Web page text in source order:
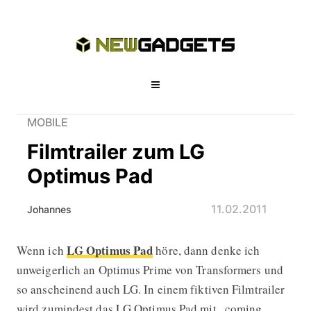
MOBILE
Filmtrailer zum LG
Optimus Pad
Johannes 11.02.2011
Filmtrailer zum LG Optimus Pad
Wenn ich LG Optimus Padhöre, dann denke ich
unweigerlich an Optimus Prime von Transformers und
so anscheinend auch LG. In einem fiktiven Filmtrailer